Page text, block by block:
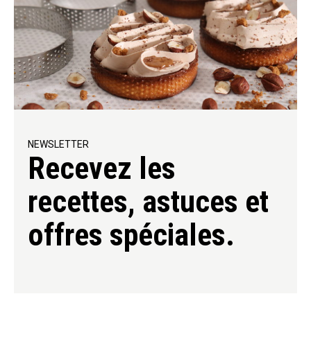
NEWSLETTER
Recevez les
recettes, astuces et
offres spéciales.